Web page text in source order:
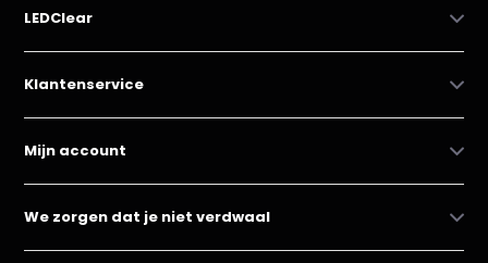
LEDClear
Klantenservice
Mijn account
We zorgen dat je niet verdwaal